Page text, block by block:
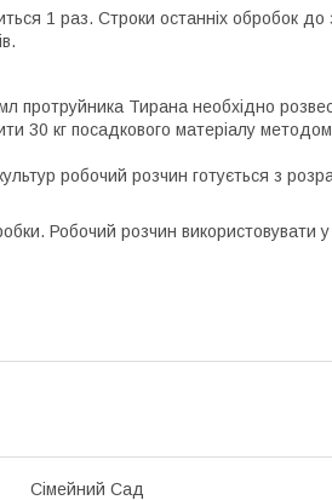
1 раз. Строки останніх обробок
протруйника Тирана необхідно
30 кг посадкового матеріалу
робочий розчин готується з
Робочий розчин використовувати
Сімейний Сад